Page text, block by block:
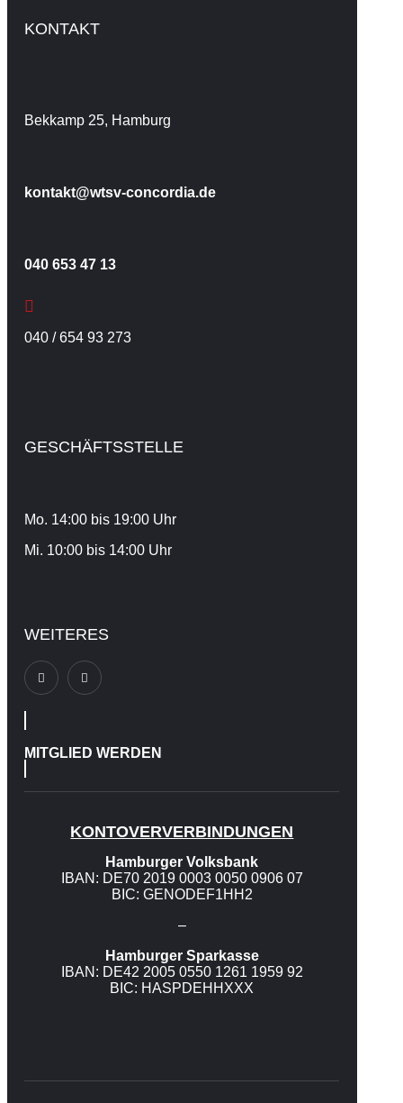
KONTAKT
Bekkamp 25, Hamburg
kontakt@wtsv-concordia.de
040 653 47 13
040 / 654 93 273
GESCHÄFTSSTELLE
Mo. 14:00 bis 19:00 Uhr
Mi. 10:00 bis 14:00 Uhr
WEITERES
MITGLIED WERDEN
KONTOVERVERBINDUNGEN
Hamburger Volksbank
IBAN: DE70 2019 0003 0050 0906 07
BIC: GENODEF1HH2
–
Hamburger Sparkasse
IBAN: DE42 2005 0550 1261 1959 92
BIC: HASPDEHHXXX